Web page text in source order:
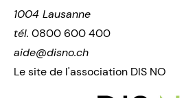
1004 Lausanne
tél. 0800 600 400
aide@disno.ch
Le site de l'association DIS NO